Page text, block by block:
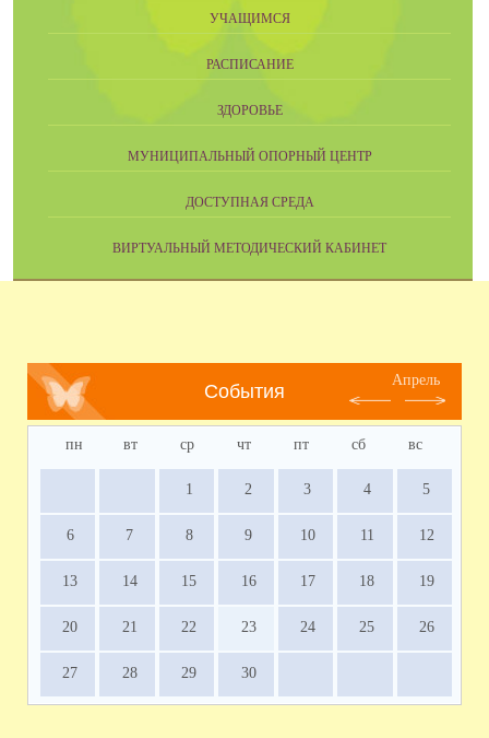
УЧАЩИМСЯ
РАСПИСАНИЕ
ЗДОРОВЬЕ
МУНИЦИПАЛЬНЫЙ ОПОРНЫЙ ЦЕНТР
ДОСТУПНАЯ СРЕДА
ВИРТУАЛЬНЫЙ МЕТОДИЧЕСКИЙ КАБИНЕТ
События
Апрель
пн вт ср чт пт сб вс
1 2 3 4 5
6 7 8 9 10 11 12
13 14 15 16 17 18 19
20 21 22 23 24 25 26
27 28 29 30